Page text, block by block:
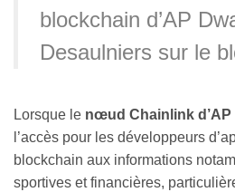
blockchain d’AP
Desaulniers sur le
Lorsque le nœud Chainlink d’AP
l’accès pour les développeurs
blockchain aux informations
sportives et financières,